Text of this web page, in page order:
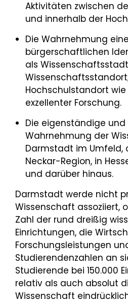
Aktivitäten zwischen
und innerhalb der
Die Wahrnehmung
bürgerschaftlichen
als
Hochschulstandort
exzellenter Forschung.
Die eigenständige
Wahrnehmung der
Darmstadt im Umfeld,
Neckar-Region, in
und darüber hinaus.
Darmstadt werde nicht
Wissenschaft assoziiert,
Zahl der rund dreißig
Einrichtungen, die
Forschungsleistungen
Studierendenzahlen an
Studierende bei 150.000
relativ als auch absolut
Wissenschaft